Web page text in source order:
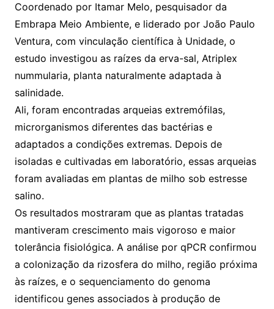
Coordenado por Itamar Melo, pesquisador da
Embrapa Meio Ambiente, e liderado por João Paulo
Ventura, com vinculação científica à Unidade, o
estudo investigou as raízes da erva-sal, Atriplex
nummularia, planta naturalmente adaptada à
salinidade.
Ali, foram encontradas arqueias extremófilas,
microrganismos diferentes das bactérias e
adaptados a condições extremas. Depois de
isoladas e cultivadas em laboratório, essas arqueias
foram avaliadas em plantas de milho sob estresse
salino.
Os resultados mostraram que as plantas tratadas
mantiveram crescimento mais vigoroso e maior
tolerância fisiológica. A análise por qPCR confirmou
a colonização da rizosfera do milho, região próxima
às raízes, e o sequenciamento do genoma
identificou genes associados à produção de